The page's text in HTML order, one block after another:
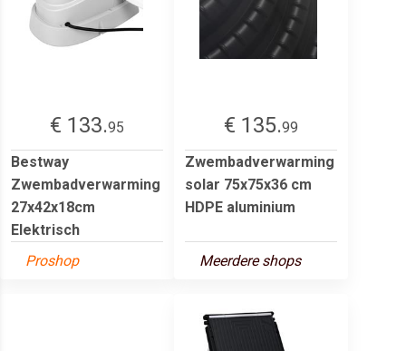
€ 133.95
Bestway
Zwembadverwarming
27x42x18cm
Elektrisch
Proshop
€ 135.99
Zwembadverwarming
solar 75x75x36 cm
HDPE aluminium
Meerdere shops